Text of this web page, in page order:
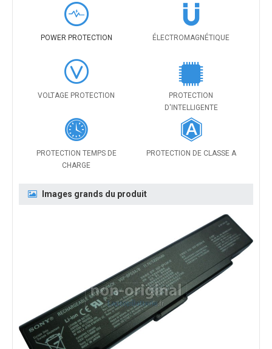
POWER PROTECTION ÉLECTROMAGNÉTIQUE
VOLTAGE PROTECTION
PROTECTION
D'INTELLIGENTE
PROTECTION TEMPS DE
CHARGE
PROTECTION DE CLASSE A
Images grands du produit